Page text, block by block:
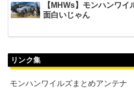
【MHWs】モンハンワ
面白いじゃん
リンク集
モンハンワイルズまとめアンテナ